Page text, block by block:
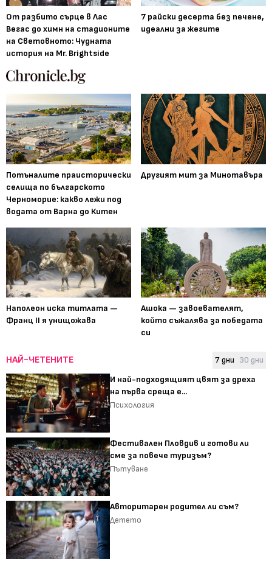
От разбито сърце в Лас
Вегас до химн на стадионите
на Световното: Чудната
история на Mr. Brightside
7 райски десерта без печене,
идеални за жегите
Потъналите праисторически
селища по българското
Черноморие: какво лежи под
водата от Варна до Китен
Другият мит за Минотавъра
Наполеон иска титлата —
Франц II я унищожава
Ашока — завоевателят,
който съжалява за победата
си
НАЙ-ЧЕТЕНИТЕ 7 дни 30 дни
И най-подходящият цвят за дреха
на първа среща е...
Психология
Фестивален Пловдив и готови ли
сме за повече туризъм?
Пътуване
Авторитарен родител ли съм?
Детето